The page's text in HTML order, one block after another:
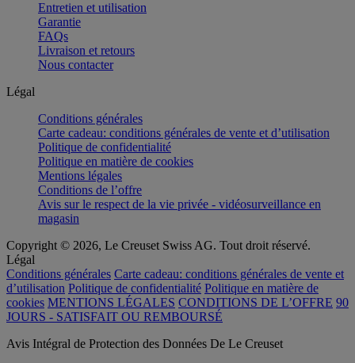
Entretien et utilisation
Garantie
FAQs
Livraison et retours
Nous contacter
Légal
Conditions générales
Carte cadeau: conditions générales de vente et d’utilisation
Politique de confidentialité
Politique en matière de cookies
Mentions légales
Conditions de l’offre
Avis sur le respect de la vie privée - vidéosurveillance en
magasin
Copyright © 2026, Le Creuset Swiss AG. Tout droit réservé.
Légal
Conditions générales Carte cadeau: conditions générales de vente et
d’utilisation Politique de confidentialité Politique en matière de
cookies MENTIONS LÉGALES CONDITIONS DE L’OFFRE 90
JOURS - SATISFAIT OU REMBOURSÉ
Avis Intégral de Protection des Données De Le Creuset